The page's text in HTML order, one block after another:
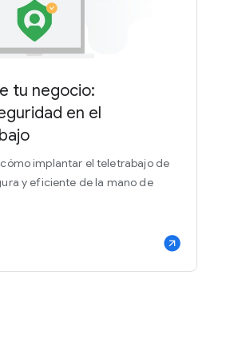
tu negocio:
en el
implantar el teletrabajo de
y eficiente de la mano de